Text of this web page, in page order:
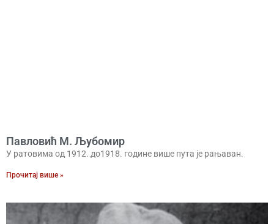
Павловић М. Љубомир
У ратовима од 1912. до1918. године више пута је рањаван.
Прочитај више »